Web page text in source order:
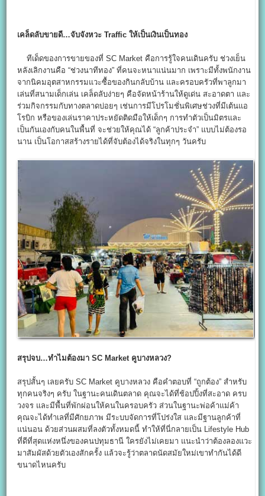
เคล็ดลับขายดี…จับจังหวะ Trafficให้เป็นเงินเป็นทอง
ทีเด็ดของการขายของที่ SC Market คือการรู้ใจคนเดินครับ ช่วงเย็น
หลังเลิกงานคือ “ช่วงนาทีทอง” ที่คนจะหนาแน่นมาก เพราะมีทั้งพนักงาน
จากนิคมอุตสาหกรรมแวะซื้อของกินกลับบ้าน และครอบครัวที่พาลูกมา
เล่นที่สนามเด็กเล่น เคล็ดลับง่ายๆ คือจัดหน้าร้านให้ดูเด่น สะอาดตา และ
ร่วมกิจกรรมกับทางตลาดบ่อยๆ เช่นการมีโปรโมชั่นพิเศษช่วงที่มีเต้นแอ
โรบิก หรือของเล่นราคาประหยัดติดมือให้เด็กๆ การทำตัวเป็นมิตรและ
เป็นกันเองกับคนในพื้นที่ จะช่วยให้คุณได้ “ลูกค้าประจำ” แบบไม่ต้องรอ
นาน เป็นโอกาสสร้างรายได้ที่จับต้องได้จริงในทุกๆ วันครับ
สรุปจบ…ทำไมต้องมา SC Market คูบางหลวง?
สรุปสั้นๆ เลยครับ SC Market คูบางหลวง คือคำตอบที่ “ถูกต้อง” สำหรับ
ทุกคนจริงๆ ครับ ในฐานะคนเดินตลาด คุณจะได้ที่ช้อปปิ้งที่สะอาด ครบ
วงจร และมีพื้นที่พักผ่อนให้คนในครอบครัว ส่วนในฐานะพ่อค้าแม่ค้า
คุณจะได้ทำเลที่มีศักยภาพ มีระบบจัดการที่โปร่งใส และมีฐานลูกค้าที่
แน่นอน ด้วยส่วนผสมที่ลงตัวทั้งหมดนี้ ทำให้ที่นี่กลายเป็น Lifestyle Hub
ที่ดีที่สุดแห่งหนึ่งของคนปทุมธานี ใครยังไม่เคยมา แนะนำว่าต้องลองแวะ
มาสัมผัสด้วยตัวเองสักครั้ง แล้วจะรู้ว่าตลาดนัดสมัยใหม่เขาทำกันได้ดี
ขนาดไหนครับ